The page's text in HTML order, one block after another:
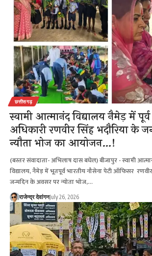
छत्तीसगढ़
स्वामी आत्मानंद विद्यालय नैमेड़ में
अधिकारी रणवीर सिंह भदौरिया के
न्यौता भोज का आयोजन…!
(बस्तर संवादाता- अभिलाष दास बघेल) बीजापुर - स्वामी
विद्यालय, नैमेड़ में भूतपूर्व भारतीय नौसेना पेटी ऑफिसर
जन्मदिन के अवसर पर न्योता भोज,…
राजेन्द्र देवांगनJuly 26, 2026